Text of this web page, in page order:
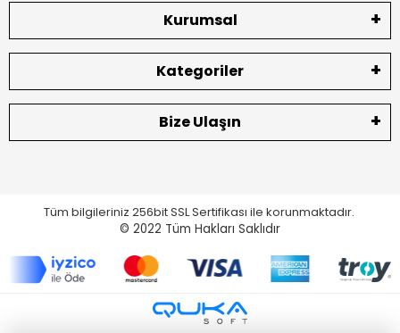
Kurumsal
Kategoriler
Bize Ulaşın
Tüm bilgileriniz 256bit SSL Sertifikası ile korunmaktadır.
© 2022 Tüm Hakları Saklıdır